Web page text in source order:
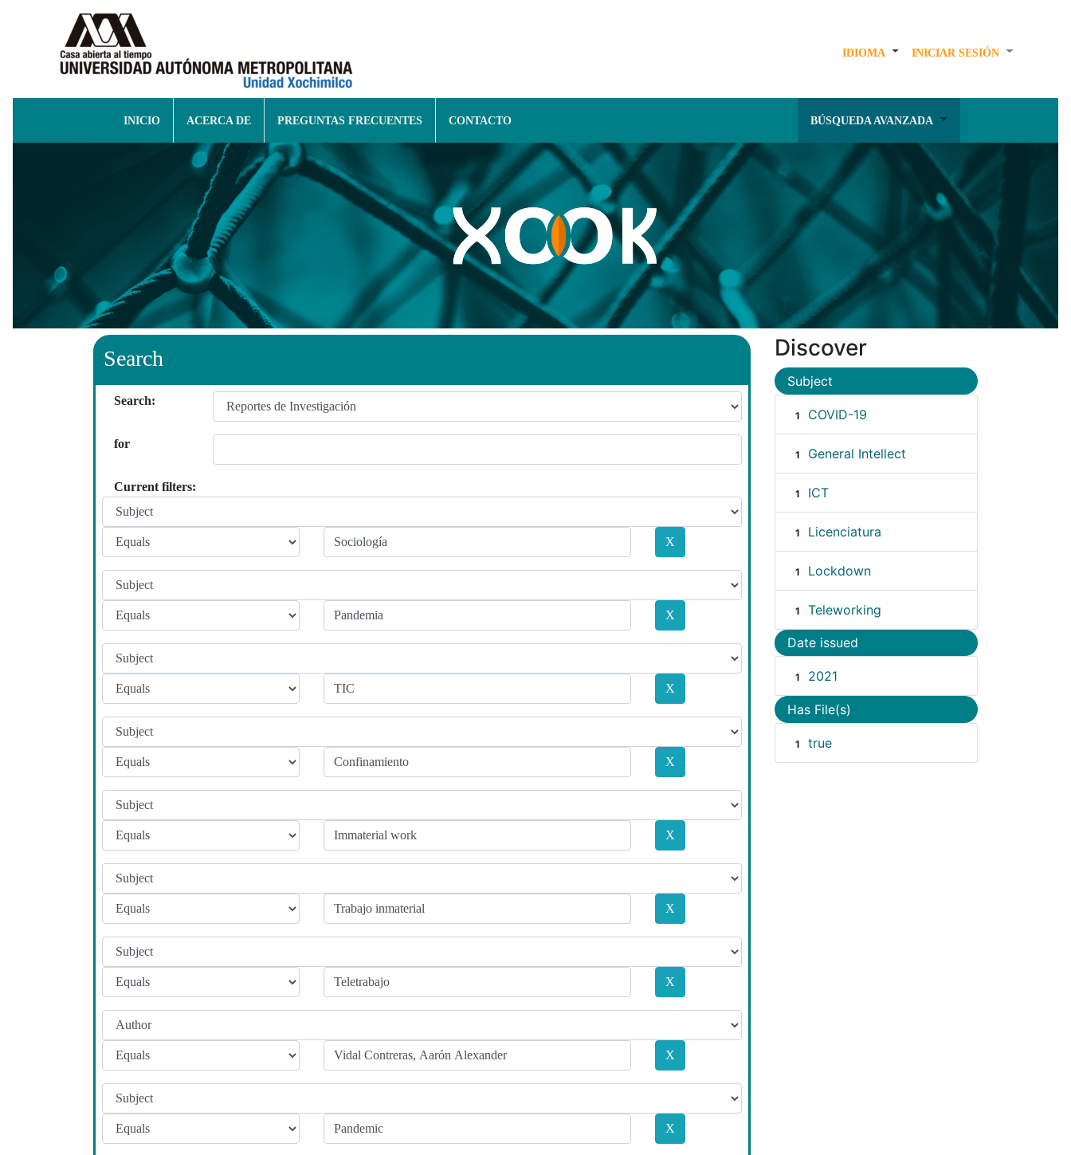
IDIOMA INICIAR SESIÓN
INICIO ACERCA DE PREGUNTAS FRECUENTES CONTACTO BÚSQUEDA AVANZADA
Search
Search:
for
Current filters:
Discover
Subject
1 COVID-19
1 General Intellect
1 ICT
1 Licenciatura
1 Lockdown
1 Teleworking
Date issued
1 2021
Has File(s)
1 true